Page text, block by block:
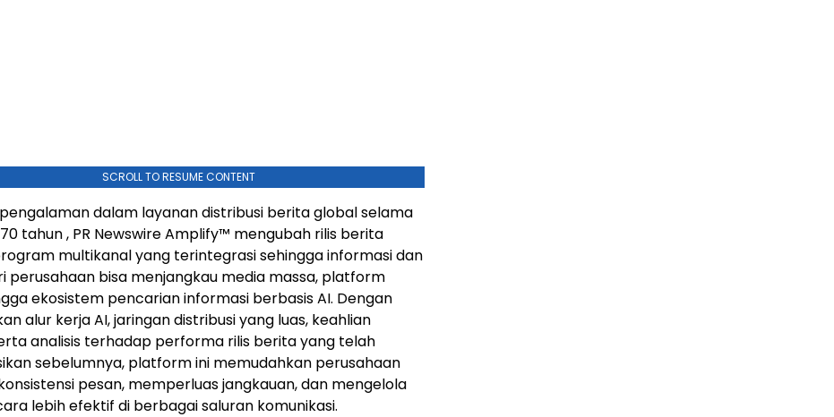
SCROLL TO RESUME CONTENT
dalam layanan distribusi berita global selama
tahun , PR Newswire Amplify™ mengubah rilis berita
multikanal yang terintegrasi sehingga informasi dan
perusahaan bisa menjangkau media massa, platform
ekosistem pencarian informasi berbasis AI. Dengan
alur kerja AI, jaringan distribusi yang luas, keahlian
analisis terhadap performa rilis berita yang telah
sebelumnya, platform ini memudahkan perusahaan
pesan, memperluas jangkauan, dan mengelola
lebih efektif di berbagai saluran komunikasi.